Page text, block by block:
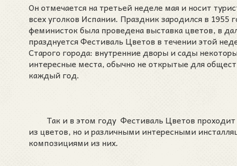
Он отмечается на третьей неделе мая и носит
всех уголков Испании. Праздник зародился в
феминисток была проведена выставка цветов, в
празднуется Фестиваль Цветов в течении этой
Старого города: внутренние дворы и сады
интересные места, обычно не открытые для
каждый год.
Так и в этом году Фестиваль Цветов проходит
из цветов, но и различными интересными
композициями из них.